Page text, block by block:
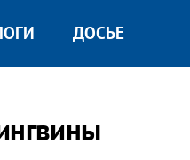
ДОСЬЕ